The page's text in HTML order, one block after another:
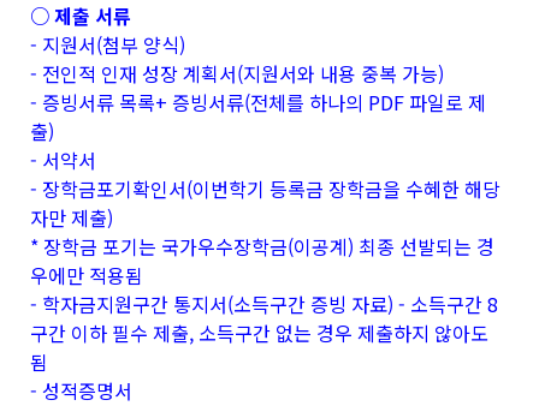
○ 제출 서류
- 지원서(첨부 양식)
- 전인적 인재 성장 계획서(지원서와 내용 중복 가능)
- 증빙서류 목록+ 증빙서류(전체를 하나의 PDF 파일로 제
출)
- 서약서
- 장학금포기확인서(이번학기 등록금 장학금을 수혜한 해당
자만 제출)
* 장학금 포기는 국가우수장학금(이공계) 최종 선발되는 경
우에만 적용됨
- 학자금지원구간 통지서(소득구간 증빙 자료) - 소득구간 8
구간 이하 필수 제출, 소득구간 없는 경우 제출하지 않아도
됨
- 성적증명서